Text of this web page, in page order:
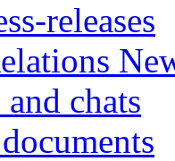
releases
chats